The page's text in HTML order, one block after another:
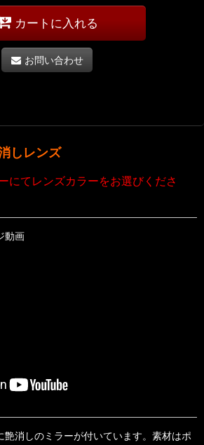
カートに入れる
お問い合わせ
しレンズ
にてレンズカラーをお選びくださ
動画
艶消しのミラーが付いています。素材はポ